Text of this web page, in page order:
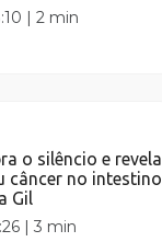
|2 min
o silêncio e revela
câncer no intestino
Gil
|3 min